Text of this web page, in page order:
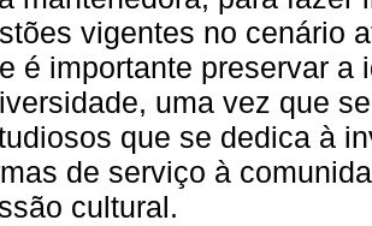
vigentes no cenário
é importante preservar a
uma vez que
que se dedica à
de serviço à
cultural.